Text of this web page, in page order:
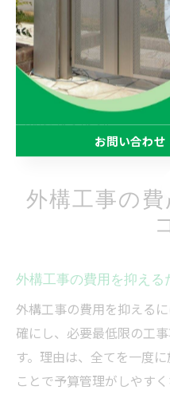
るからです。具体的には
た動線やプライバシー確
た素材選びなどを相談リ
のポイントを押さえた相
可能となります。
外構工事の
外構工事の費用を抑える
外構工事の費用を抑える
確にし、必要最低限の工
す。理由は、全てを一度
ことで予算管理がしやす
お問い合わ
お問い合わ